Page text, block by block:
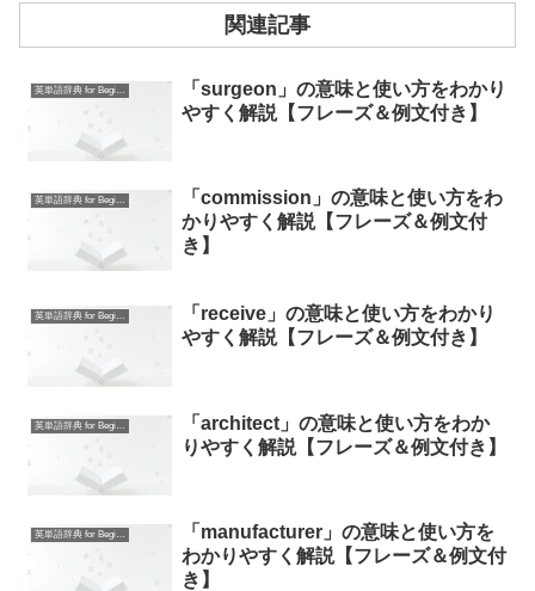
関連記事
英単語辞典 for Beginners
「surgeon」の意味と使い方をわかり
やすく解説【フレーズ＆例文付き】
英単語辞典 for Beginners
「commission」の意味と使い方をわ
かりやすく解説【フレーズ＆例文付
き】
英単語辞典 for Beginners
「receive」の意味と使い方をわかり
やすく解説【フレーズ＆例文付き】
英単語辞典 for Beginners
「architect」の意味と使い方をわか
りやすく解説【フレーズ＆例文付き】
英単語辞典 for Beginners
「manufacturer」の意味と使い方を
わかりやすく解説【フレーズ＆例文付
き】